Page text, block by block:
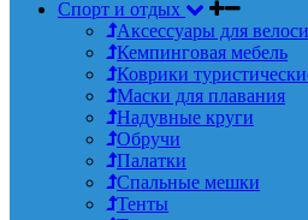
Спорт и отдых
Аксессуары для
Кемпинговая мебель
Коврики
Маски для плавания
Надувные круги
Обручи
Палатки
Спальные мешки
Тенты